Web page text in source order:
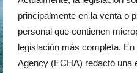
principalmente en la venta o
personal que contienen
legislación más completa.
Agency (ECHA) redactó una